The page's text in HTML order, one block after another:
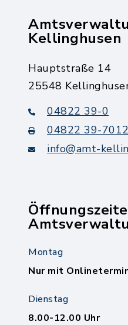
Kellinghusen
Hauptstraße 14
25548
04822 39-0
04822 39-
info@amt-
Montag
Nur mit
Dienstag
8.00-12.00 Uhr